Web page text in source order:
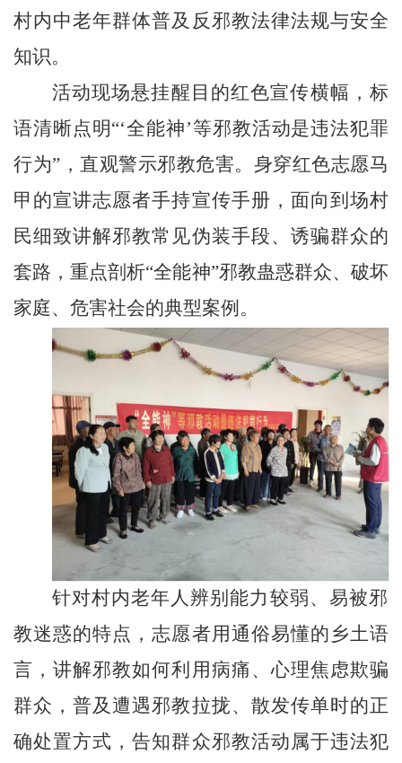
村内中老年群体普及反邪教法律法规与安全
知识。
活动现场悬挂醒目的红色宣传横幅，标
语清晰点明“‘全能神’等邪教活动是违法犯罪
行为”，直观警示邪教危害。身穿红色志愿马
甲的宣讲志愿者手持宣传手册，面向到场村
民细致讲解邪教常见伪装手段、诱骗群众的
套路，重点剖析“全能神”邪教蛊惑群众、破坏
家庭、危害社会的典型案例。
针对村内老年人辨别能力较弱、易被邪
教迷惑的特点，志愿者用通俗易懂的乡土语
言，讲解邪教如何利用病痛、心理焦虑欺骗
群众，普及遭遇邪教拉拢、散发传单时的正
确处置方式，告知群众邪教活动属于违法犯